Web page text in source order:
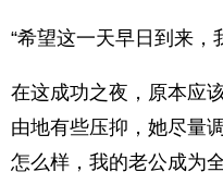
“希望这一天早日到来，
在这成功之夜，原本应
由地有些压抑，她尽量
怎么样，我的老公成为